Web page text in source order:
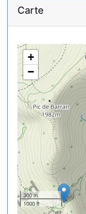
Carte
+
−
300 m
1000 ft